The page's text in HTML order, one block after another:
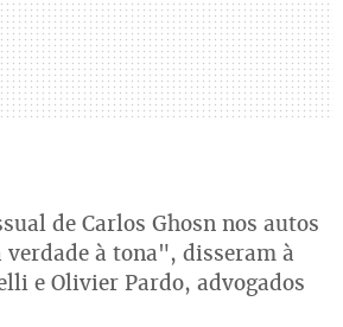
de Carlos Ghosn nos autos
à tona", disseram à
e Olivier Pardo, advogados